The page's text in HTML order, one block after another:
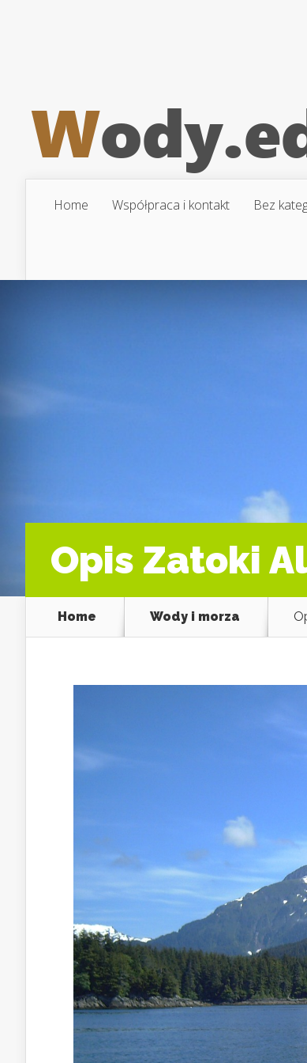
Home Współpraca i kontakt Bez
Opis Zatoki
Home Wody i morza